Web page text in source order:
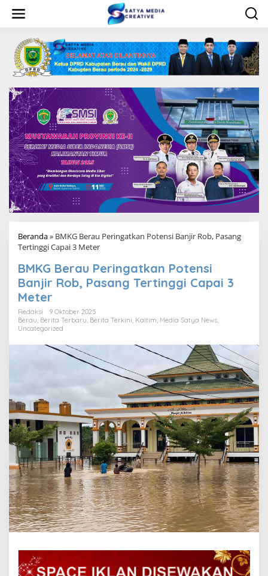
w
Beranda» BMKG Berau Peringatkan Potensi Banjir Rob, Pasang
Tertinggi Capai 3 Meter
BMKG Berau Peringatkan Potensi
Banjir Rob, Pasang Tertinggi Capai 3
Meter
Redaksi
9 Oktober 2025
Berau Berita Terbaru Berita Terkini Kaltim Media Satya News
Uncategorized